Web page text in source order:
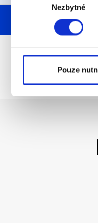
souhlasu
Nezbytné
Pouze
Všechny články